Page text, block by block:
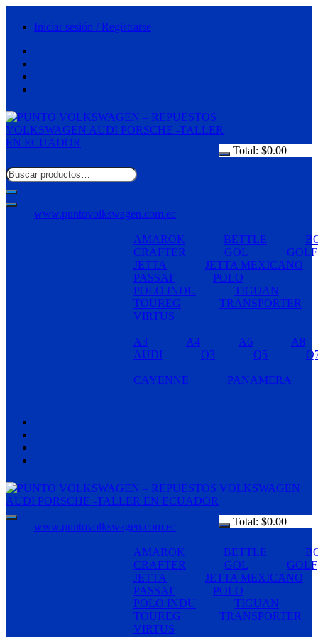
Iniciar sesión / Registrarse
Total: $0.00
www.puntovolkswagen.com.ec
AMAROK BETTLE
CRAFTER
GOL
GOLF
JETTA
JETTA MEXICANO
PASSAT
POLO
POLO INDU
TIGUAN
TOUREG
TRANSPORTER
VIRTUS
A3 A4 A6
A8
AUDI
Q3 Q5
CAYENNE PANAMERA
Total: $0.00
www.puntovolkswagen.com.ec
AMAROK BETTLE
CRAFTER
GOL
GOLF
JETTA
JETTA MEXICANO
PASSAT
POLO
POLO INDU
TIGUAN
TOUREG
TRANSPORTER
VIRTUS